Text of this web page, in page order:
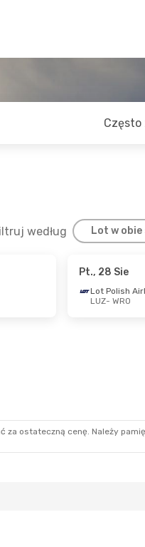
Często
według Lot w
Pt., 28 Sie
Lot Polish
LUZ- WRO
ostateczną cenę. Należy